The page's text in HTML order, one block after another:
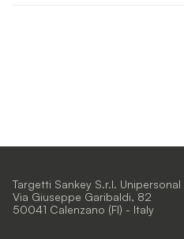
Targetti Sankey S.r.l. Unipersonal
Via Giuseppe Garibaldi, 82
50041 Calenzano (FI) - Italy